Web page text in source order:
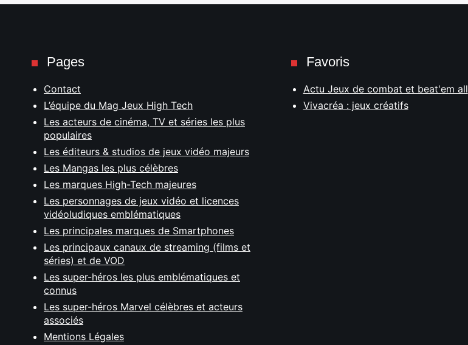
Pages
Contact
L’équipe du Mag Jeux High Tech
Les acteurs de cinéma, TV et séries les plus
populaires
Les éditeurs & studios de jeux vidéo majeurs
Les Mangas les plus célèbres
Les marques High-Tech majeures
Les personnages de jeux vidéo et licences
vidéoludiques emblématiques
Les principales marques de Smartphones
Les principaux canaux de streaming (films et
séries) et de VOD
Les super-héros les plus emblématiques et
connus
Les super-héros Marvel célèbres et acteurs
associés
Mentions Légales
Favoris
Actu Jeux de combat et beat'em all
Vivacréa : jeux créatifs